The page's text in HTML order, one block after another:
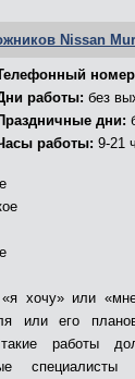
Nissan
работы: без
дни:
работы: 9-21
хочу» или
или его
работы
специалисты